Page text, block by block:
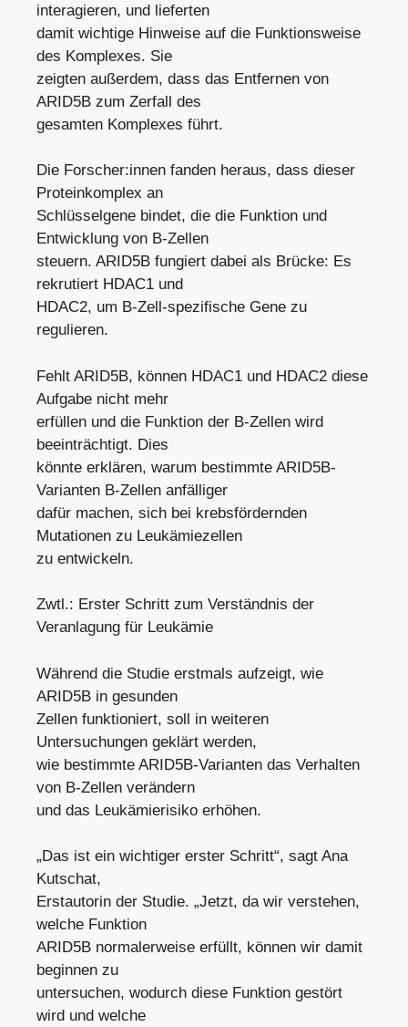
interagieren, und lieferten
damit wichtige Hinweise auf die Funktionsweise
des Komplexes. Sie
zeigten außerdem, dass das Entfernen von
ARID5B zum Zerfall des
gesamten Komplexes führt.
Die Forscher:innen fanden heraus, dass dieser
Proteinkomplex an
Schlüsselgene bindet, die die Funktion und
Entwicklung von B-Zellen
steuern. ARID5B fungiert dabei als Brücke: Es
rekrutiert HDAC1 und
HDAC2, um B-Zell-spezifische Gene zu
regulieren.
Fehlt ARID5B, können HDAC1 und HDAC2 diese
Aufgabe nicht mehr
erfüllen und die Funktion der B-Zellen wird
beeinträchtigt. Dies
könnte erklären, warum bestimmte ARID5B-
Varianten B-Zellen anfälliger
dafür machen, sich bei krebsfördernden
Mutationen zu Leukämiezellen
zu entwickeln.
Zwtl.: Erster Schritt zum Verständnis der
Veranlagung für Leukämie
Während die Studie erstmals aufzeigt, wie
ARID5B in gesunden
Zellen funktioniert, soll in weiteren
Untersuchungen geklärt werden,
wie bestimmte ARID5B-Varianten das Verhalten
von B-Zellen verändern
und das Leukämierisiko erhöhen.
„Das ist ein wichtiger erster Schritt“, sagt Ana
Kutschat,
Erstautorin der Studie. „Jetzt, da wir verstehen,
welche Funktion
ARID5B normalerweise erfüllt, können wir damit
beginnen zu
untersuchen, wodurch diese Funktion gestört
wird und welche